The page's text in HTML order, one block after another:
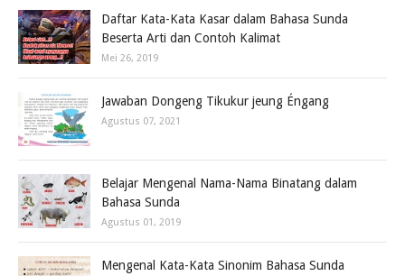
Daftar Kata-Kata Kasar dalam Bahasa Sunda
Beserta Arti dan Contoh Kalimat
Mei 26, 2019
Jawaban Dongeng Tikukur jeung Éngang
Agustus 07, 2021
Belajar Mengenal Nama-Nama Binatang dalam
Bahasa Sunda
Agustus 01, 2019
Mengenal Kata-Kata Sinonim Bahasa Sunda